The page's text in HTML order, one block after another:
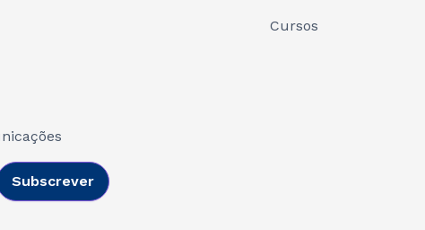
Cursos